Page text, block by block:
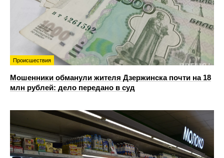
Происшествия
Мошенники обманули жителя Дзержинска почти на 18
млн рублей: дело передано в суд